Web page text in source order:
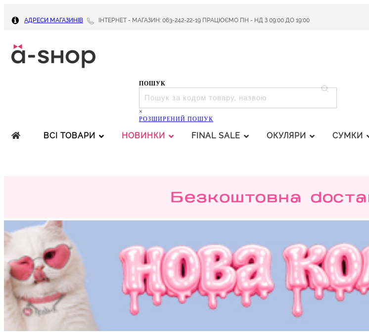
АДРЕСИ МАГАЗИНІВ ІНТЕРНЕТ - МАГАЗИН: 063-242-22-19 ПРАЦЮЄМО ПН - НД З 09:00 ДО 19:00
ПОШУК
ПОШУК
×
РОЗШИРЕНИЙ ПОШУК
ВСІ ТОВАРИ НОВИНКИ FINAL SALE ОКУЛЯРИ СУМКИ